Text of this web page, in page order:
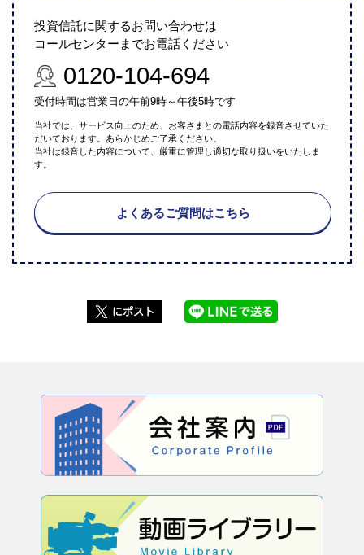
投資信託に関するお問い合わせは
コールセンターまでお電話ください
0120-104-694
受付時間は営業日の午前9時～午後5時です
当社では、サービス向上のため、お客さまとの電話内容を録音させていた
だいております。あらかじめご了承ください。
当社は録音した内容について、厳重に管理し適切な取り扱いをいたしま
す。
よくあるご質問はこちら